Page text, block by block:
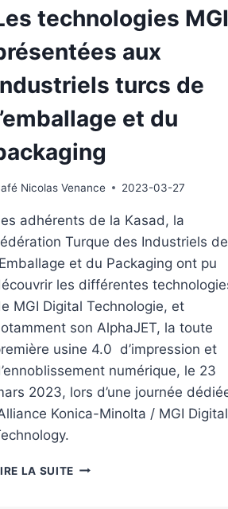
technologies MGI
aux
turcs de
et du
Nicolas Venance 2023-03-27
adhérents de la Kasad, la
Turque des Industriels de
et du Packaging ont pu
les différentes
MGI Digital Technologie, et
son AlphaJET, la toute
usine 4.0 d’impression et
numérique, le 23
2023, lors d’une journée
Konica-Minolta / MGI Digital
LA SUITE LES